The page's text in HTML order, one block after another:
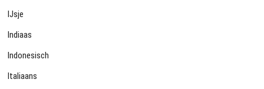
IJsje
Indiaas
Indonesisch
Italiaans